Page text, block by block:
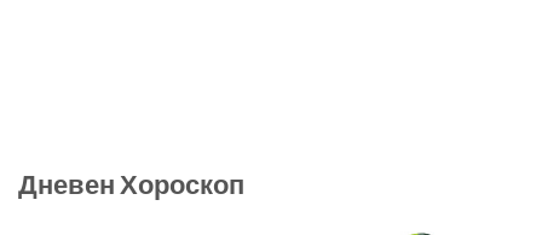
Дневен Хороскоп